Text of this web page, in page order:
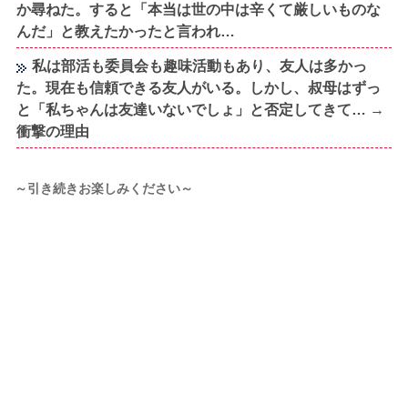
か尋ねた。すると「本当は世の中は辛くて厳しいものな
んだ」と教えたかったと言われ…
私は部活も委員会も趣味活動もあり、友人は多かっ
た。現在も信頼できる友人がいる。しかし、叔母はずっ
と「私ちゃんは友達いないでしょ」と否定してきて… →
衝撃の理由
～引き続きお楽しみください～